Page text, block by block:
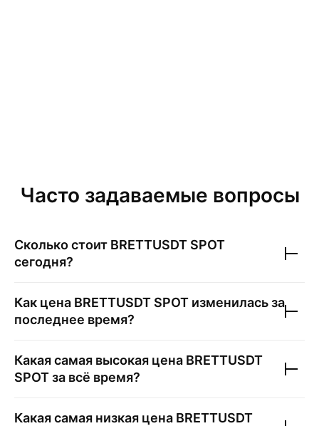
Часто задаваемые вопросы
Сколько стоит BRETTUSDT SPOT
сегодня?
Как цена BRETTUSDT SPOT изменилась за
последнее время?
Какая самая высокая цена BRETTUSDT
SPOTза всё время?
Какая самая низкая цена BRETTUSDT